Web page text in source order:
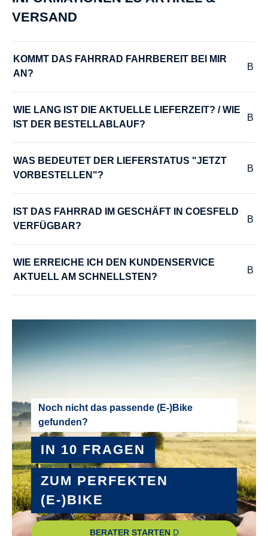
2024
75 Nm
MOTOR-SPANNUNG :
36 V
MOTOR-TYP :
Bosch Performance Line smart System
MOTOR-UNTERSTÜTZUNG :
NABEN :
PEDALE :
Trekking Pedale mit Kunststoffkörper mit 2K Kunststoffkäfig
RADGRÖSSE :
28"
RAHMEN :
Aluminium
VERSAND
KOMMT DAS FAHRRAD FAHRBEREIT BEI MIR
AN?
WIE LANG IST DIE AKTUELLE LIEFERZEIT? / WIE
IST DER BESTELLABLAUF?
WAS BEDEUTET DER LIEFERSTATUS "JETZT
VORBESTELLEN"?
IST DAS FAHRRAD IM GESCHÄFT IN COESFELD
VERFÜGBAR?
WIE ERREICHE ICH DEN KUNDENSERVICE
AKTUELL AM SCHNELLSTEN?
Noch nicht das passende (E-)Bike
gefunden?
IN 10 FRAGEN
ZUM PERFEKTEN
(E-)BIKE
BERATER STARTEN